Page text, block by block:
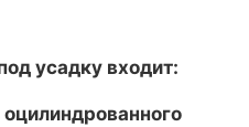
усадку входит: